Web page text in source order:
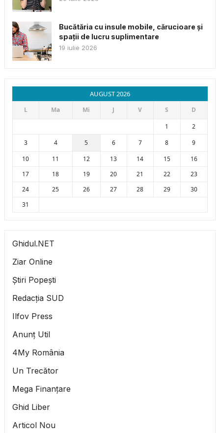
Bucătăria cu insule mobile, cărucioare și
spații de lucru suplimentare
19 iulie 2026
AUGUST 2026
L Ma Mi J V S
D
1
2
3
4 5 6 7 8
9
10
11 12 13 14 15
16
17
18 19 20 21 22
23
24
25 26 27 28 29
30
31
Ghidul.NET
Ziar Online
Știri Popești
Redacția SUD
Ilfov Press
Anunț Util
4My România
Un Trecător
Mega Finanțare
Ghid Liber
Articol Nou